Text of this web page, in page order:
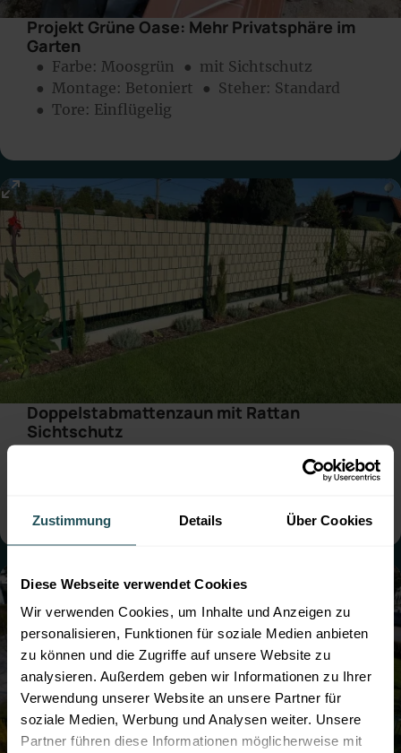
Zustimmung Details Über Cookies
Diese Webseite verwendet Cookies
Wir verwenden Cookies, um Inhalte und Anzeigen zu
personalisieren, Funktionen für soziale Medien anbieten
zu können und die Zugriffe auf unsere Website zu
analysieren. Außerdem geben wir Informationen zu Ihrer
Verwendung unserer Website an unsere Partner für
soziale Medien, Werbung und Analysen weiter. Unsere
Partner führen diese Informationen möglicherweise mit
Projekt Grüne Oase: Mehr Privatsphäre im
Garten
● Farbe: Moosgrün
● mit Sichtschutz
● Montage: Betoniert
● Steher: Standard
● Tore: Einflügelig
Doppelstabmattenzaun mit Rattan
Sichtschutz
● Steher: Standard